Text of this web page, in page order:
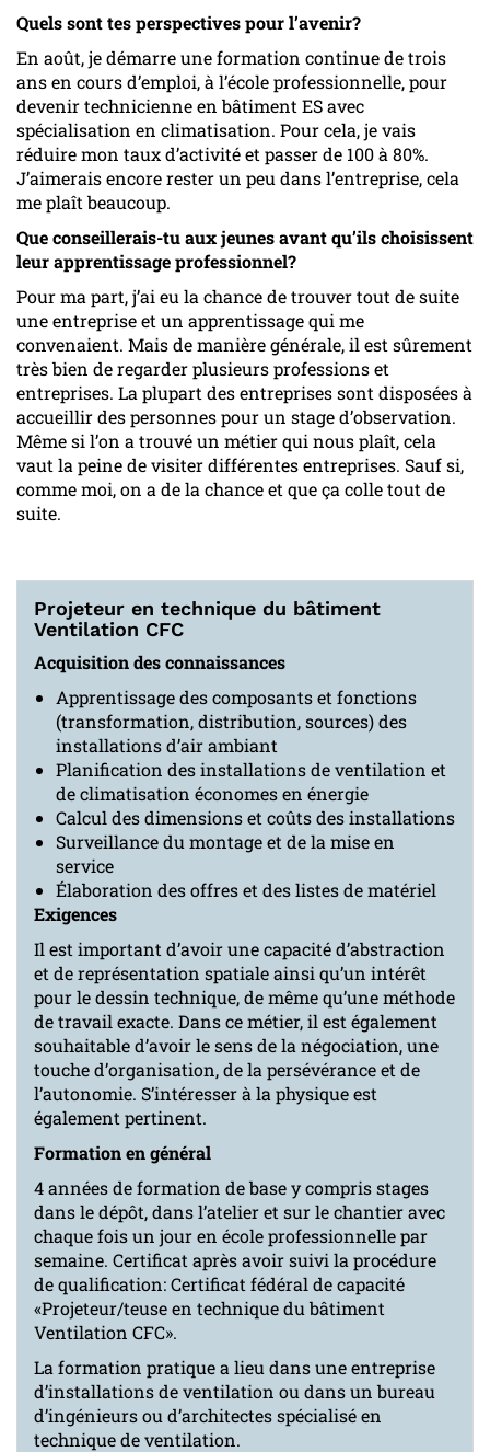
Quels sont tes perspectives pour l’avenir?
En août, je démarre une formation continue de trois
ans en cours d’emploi, à l’école professionnelle, pour
devenir technicienne en bâtiment ES avec
spécialisation en climatisation. Pour cela, je vais
réduire mon taux d’activité et passer de 100 à 80%.
J’aimerais encore rester un peu dans l’entreprise, cela
me plaît beaucoup.
Que conseillerais-tu aux jeunes avant qu’ils choisissent
leur apprentissage professionnel?
Pour ma part, j’ai eu la chance de trouver tout de suite
une entreprise et un apprentissage qui me
convenaient. Mais de manière générale, il est sûrement
très bien de regarder plusieurs professions et
entreprises. La plupart des entreprises sont disposées à
accueillir des personnes pour un stage d’observation.
Même si l’on a trouvé un métier qui nous plaît, cela
vaut la peine de visiter différentes entreprises. Sauf si,
comme moi, on a de la chance et que ça colle tout de
suite.
Projeteur en technique du bâtiment
Ventilation CFC
Acquisition des connaissances
Apprentissage des composants et fonctions
(transformation, distribution, sources) des
installations d’air ambiant
Planification des installations de ventilation et
de climatisation économes en énergie
Calcul des dimensions et coûts des installations
Surveillance du montage et de la mise en
service
Élaboration des offres et des listes de matériel
Exigences
Il est important d’avoir une capacité d’abstraction
et de représentation spatiale ainsi qu’un intérêt
pour le dessin technique, de même qu’une méthode
de travail exacte. Dans ce métier, il est également
souhaitable d’avoir le sens de la négociation, une
touche d’organisation, de la persévérance et de
l’autonomie. S’intéresser à la physique est
également pertinent.
Formation en général
4 années de formation de base y compris stages
dans le dépôt, dans l’atelier et sur le chantier avec
chaque fois un jour en école professionnelle par
semaine. Certificat après avoir suivi la procédure
de qualification: Certificat fédéral de capacité
«Projeteur/teuse en technique du bâtiment
Ventilation CFC».
La formation pratique a lieu dans une entreprise
d’installations de ventilation ou dans un bureau
d’ingénieurs ou d’architectes spécialisé en
technique de ventilation.